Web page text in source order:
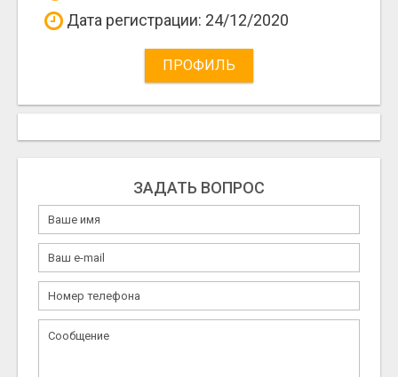
Дата регистрации: 24/12/2020
ПРОФИЛЬ
ЗАДАТЬ ВОПРОС